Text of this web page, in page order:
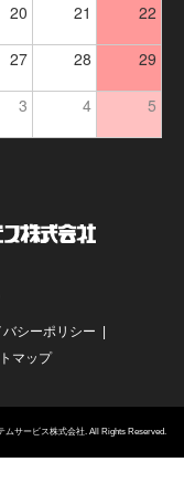
20 21 22
27 28 29
3 4 5
バシーポリシー
マップ
ムサービス株式会社. All Rights Reserved.